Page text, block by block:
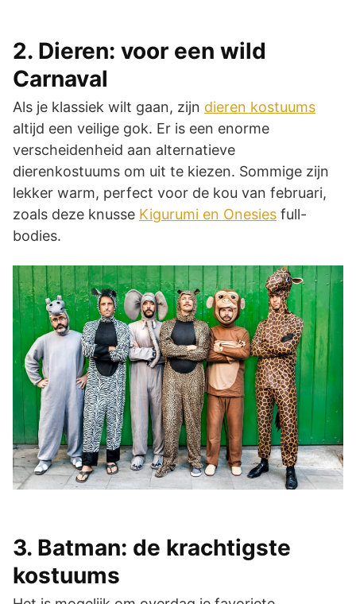
2. Dieren: voor een wild
Carnaval
Als je klassiek wilt gaan, zijn dieren kostuums
altijd een veilige gok. Er is een enorme
verscheidenheid aan alternatieve
dierenkostuums om uit te kiezen. Sommige zijn
lekker warm, perfect voor de kou van februari,
zoals deze knusse Kigurumi en Onesies full-
bodies.
3. Batman: de krachtigste
kostuums